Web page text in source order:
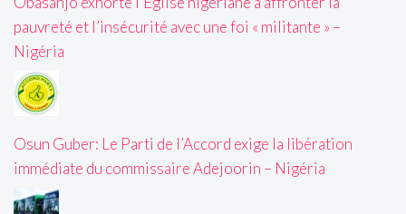
pauvreté et l’insécurité avec une foi « militante » –
Nigéria
Osun Guber: Le Parti de l’Accord exige la libération
immédiate du commissaire Adejoorin – Nigéria